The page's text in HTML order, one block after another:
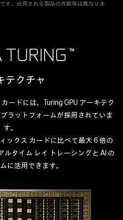
す。出荷される製品の外観等は異なりま
テクチャ
ードには、Turing GPU アーキテク
ラットフォームが採用されていま
す。
ックス カードに比べて最大 6 倍の
タイム レイ トレーシングと AI の
に活用できます。